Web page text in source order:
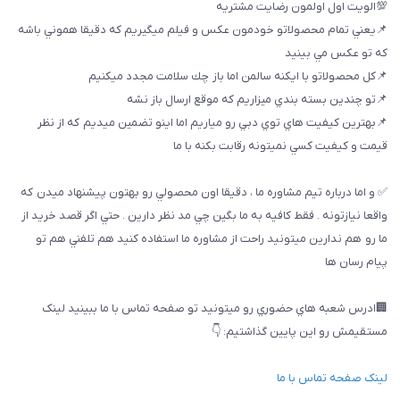
💯الويت اول اولمون رضايت مشتريه
📌يعني تمام محصولاتو خودمون عكس و فيلم ميگيريم كه دقيقا هموني باشه
كه تو عكس مي بينيد
📌كل محصولاتو با ايكنه سالمن اما باز چك سلامت مجدد ميكنيم
📌تو چندين بسته بندي ميزاريم كه موقع ارسال باز نشه
📌بهترين كيفيت هاي توي دبي رو مياريم اما اينو تضمين ميديم كه از نظر
قيمت و كيفيت كسي نميتونه رقابت بكنه با ما
✅ و اما درباره تيم مشاوره ما ، دقيقا اون محصولي رو بهتون پيشنهاد ميدن كه
واقعا نيازتونه . فقط كافيه به ما بگين چي مد نظر دارين . حتي اگر قصد خريد از
ما رو هم ندارين ميتونيد راحت از مشاوره ما استفاده كنيد هم تلفني هم تو
پيام رسان ها
🏢ادرس شعبه هاي حضوري رو ميتونيد تو صفحه تماس با ما ببینيد لینک
مستقیمش رو این پایین گذاشتیم: 👇
لینک صفحه تماس با ما